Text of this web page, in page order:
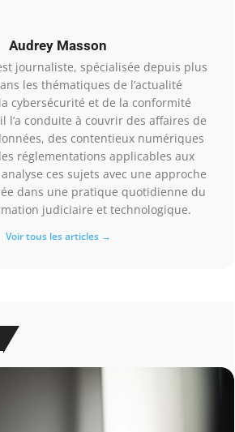
Audrey Masson
journaliste, spécialisée depuis plus
les thématiques de l’actualité
cybersécurité et de la conformité
l’a conduite à couvrir des affaires de
des contentieux numériques
réglementations applicables aux
ces sujets avec une approche
dans une pratique quotidienne du
judiciaire et technologique.
Voir tous les articles →